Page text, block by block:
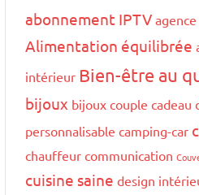
abonnement IPTV
Alimentation équilibrée
intérieur Bien-être au
bijoux bijoux couple cadeau
personnalisable camping-car
chauffeur communication
cuisine saine design